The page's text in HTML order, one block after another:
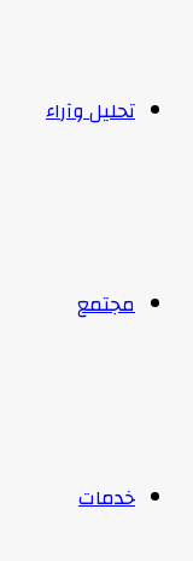
تحليل وآراء
مجتمع
خدمات